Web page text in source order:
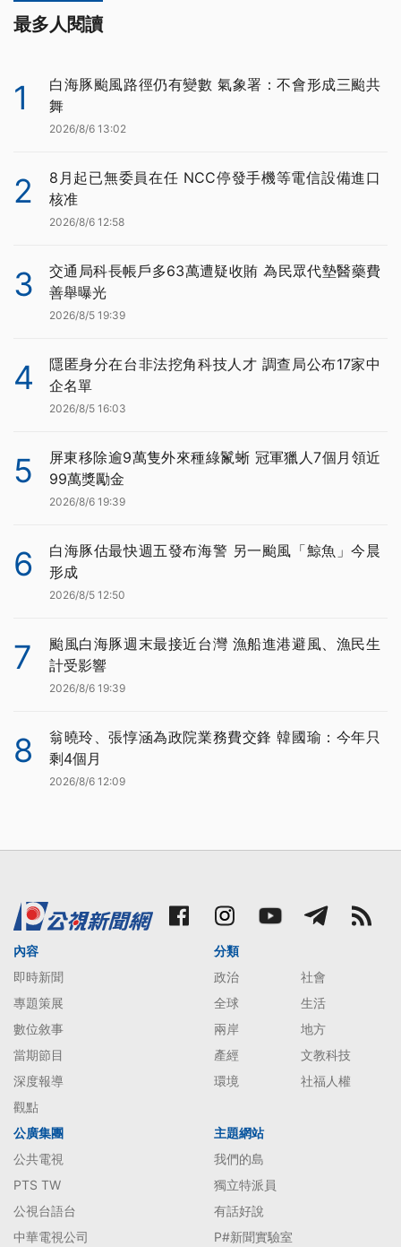
最多人閱讀
1
白海豚颱風路徑仍有變數 氣象署：不會形成三颱共
舞
2026/8/6 13:02
2
8月起已無委員在任 NCC停發手機等電信設備進口
核准
2026/8/6 12:58
3
交通局科長帳戶多63萬遭疑收賄 為民眾代墊醫藥費
善舉曝光
2026/8/5 19:39
4
隱匿身分在台非法挖角科技人才 調查局公布17家中
企名單
2026/8/5 16:03
5
屏東移除逾9萬隻外來種綠鬣蜥 冠軍獵人7個月領近
99萬獎勵金
2026/8/6 19:39
6
白海豚估最快週五發布海警 另一颱風「鯨魚」今晨
形成
2026/8/5 12:50
7
颱風白海豚週末最接近台灣 漁船進港避風、漁民生
計受影響
2026/8/6 19:39
8
翁曉玲、張惇涵為政院業務費交鋒 韓國瑜：今年只
剩4個月
2026/8/6 12:09
內容
即時新聞
專題策展
數位敘事
當期節目
深度報導
觀點
分類
政治
社會
全球
生活
兩岸
地方
產經
文教科技
環境
社福人權
公廣集團
公共電視
PTS TW
公視台語台
中華電視公司
主題網站
我們的島
獨立特派員
有話好說
P#新聞實驗室